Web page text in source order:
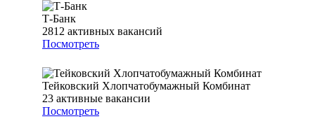
Т-Банк
2812 активных вакансий
Посмотреть
Тейковский Хлопчатобумажный Комбинат
23 активные вакансии
Посмотреть